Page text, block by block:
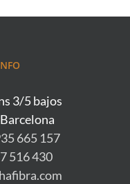
3/5 bajos
665 157
516 430